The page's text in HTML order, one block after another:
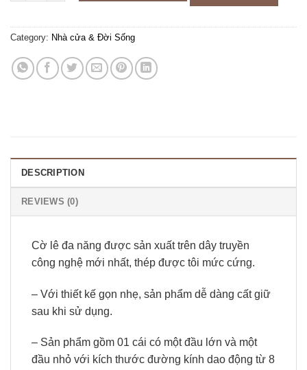
Category: Nhà cửa & Đời Sống
DESCRIPTION
REVIEWS (0)
Cờ lê đa năng được sản xuất trên dây truyền
công nghệ mới nhất, thép được tôi mức cứng.
– Với thiết kế gọn nhẹ, sản phẩm dễ dàng cất giữ
sau khi sử dụng.
– Sản phẩm gồm 01 cái có một đầu lớn và một
đầu nhỏ với kích thước đường kính dao động từ 8